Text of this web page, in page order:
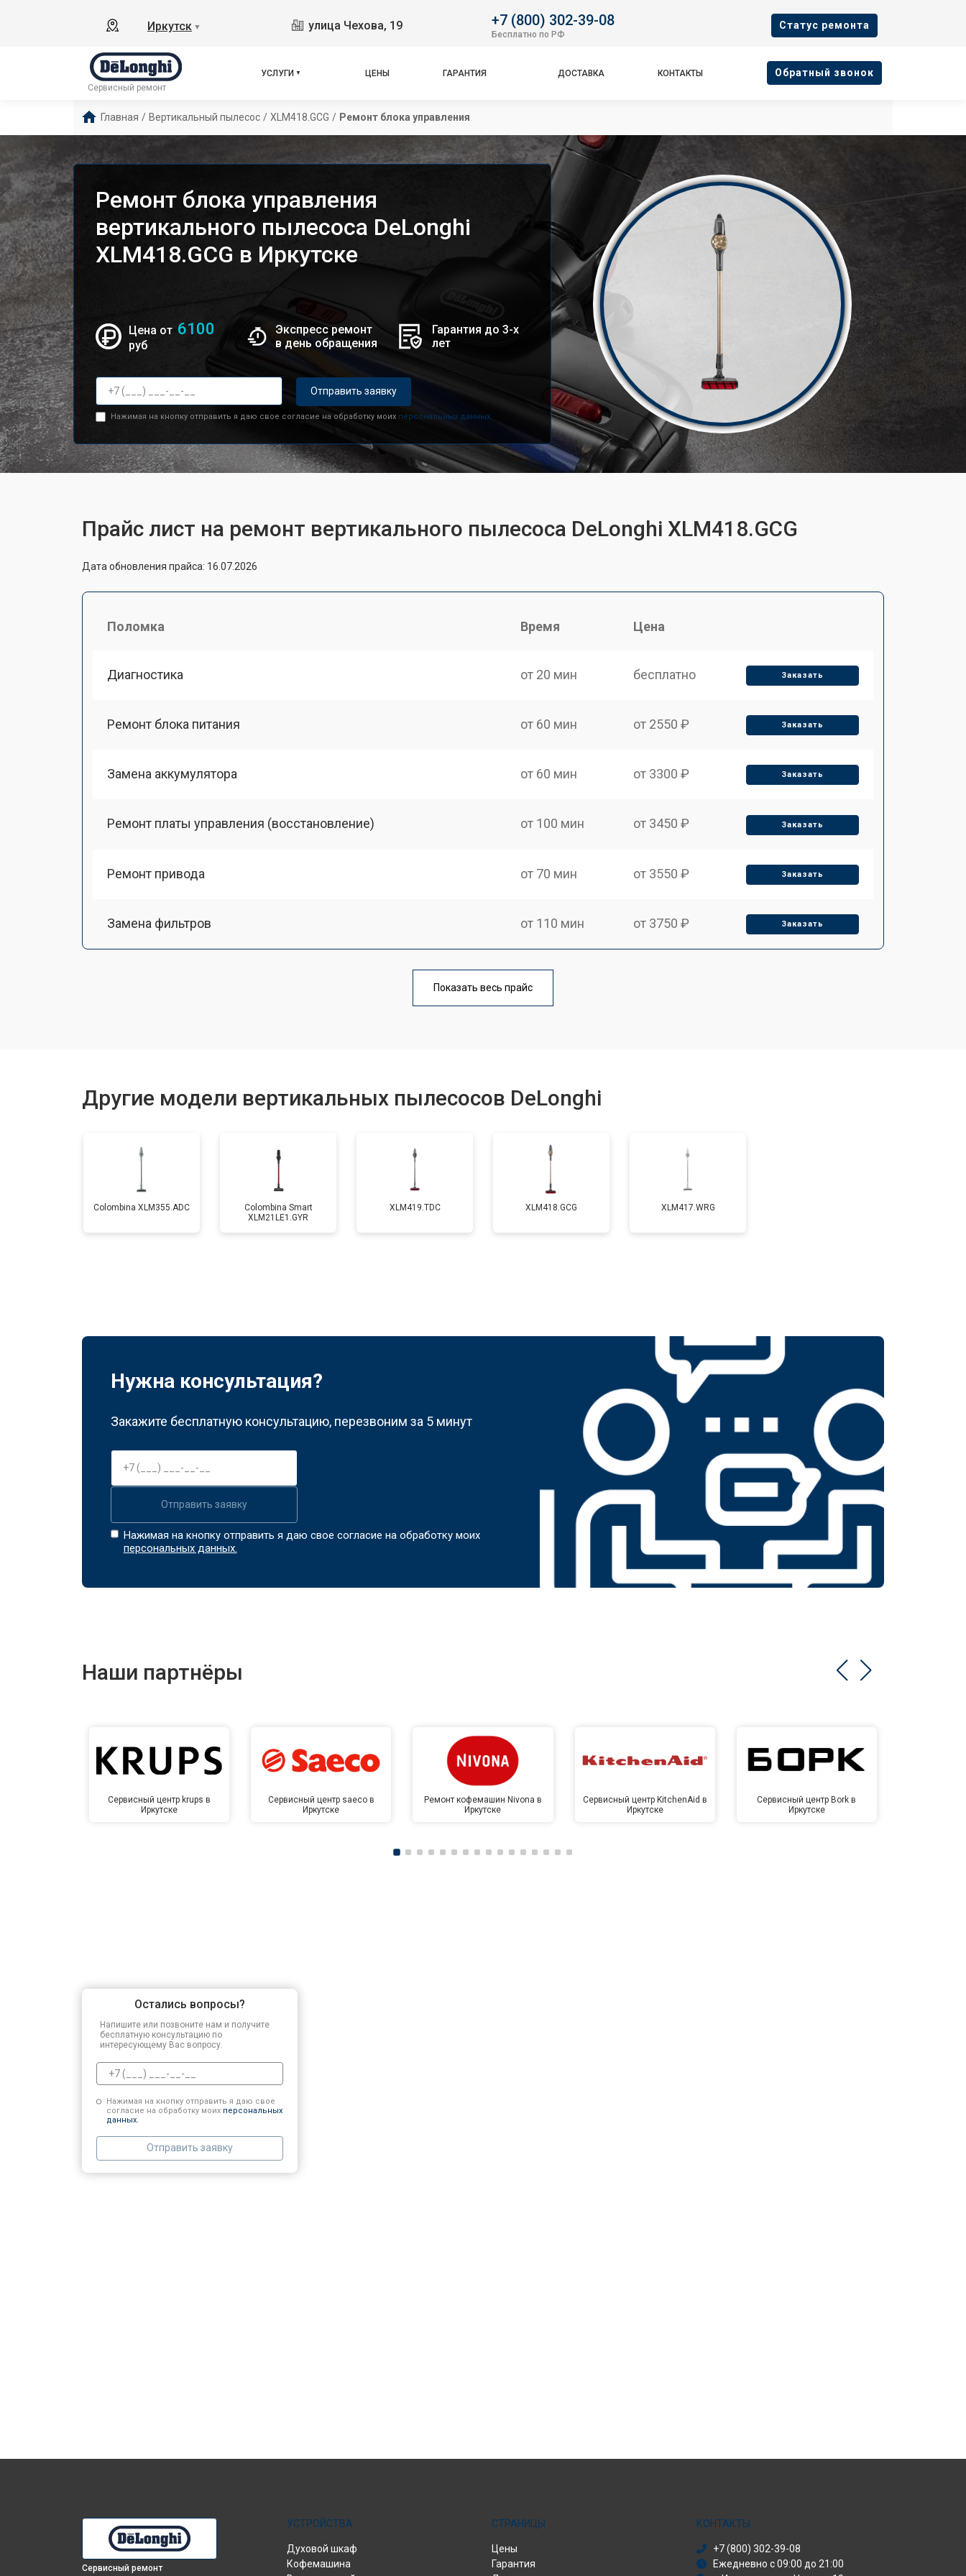
Иркутск ▼ улица Чехова, 19 +7 (800) 302-39-08
Бесплатно по РФ
Cтатус ремонта
Сервисный ремонт
УСЛУГИ ЦЕНЫ ГАРАНТИЯ ДОСТАВКА КОНТАКТЫ Oбратный звонок
Главная / Вертикальный пылесос / XLM418.GCG / Ремонт блока управления
Ремонт блока управления
вертикального пылесоса DeLonghi
XLM418.GCG в Иркутске
Цена от 6100
руб
Экспресс ремонт
в день обращения
Гарантия до 3-х
лет
Отправить заявку
Нажимая на кнопку отправить я даю свое согласие на обработку моих персональных данных.
Прайс лист на ремонт вертикального пылесоса DeLonghi XLM418.GCG
Дата обновления прайса: 16.07.2026
Поломка Время Цена
Диагностика от 20 мин бесплатно Заказать
Ремонт блока питания от 60 мин от 2550 ₽ Заказать
Замена аккумулятора от 60 мин от 3300 ₽ Заказать
Ремонт платы управления (восстановление) от 100 мин от 3450 ₽ Заказать
Ремонт привода от 70 мин от 3550 ₽ Заказать
Замена фильтров от 110 мин от 3750 ₽ Заказать
от 80 мин
Показать весь прайс
Другие модели вертикальных пылесосов DeLonghi
Colombina XLM355.ADC
Colombina Smart
XLM21LE1.GYR
XLM419.TDC XLM418.GCG XLM417.WRG
Нужна консультация?
Закажите бесплатную консультацию, перезвоним за 5 минут
Отправить заявку
Нажимая на кнопку отправить я даю свое согласие на обработку моих
персональных данных.
Наши партнёры
Сервисный центр krups в
Иркутске
Сервисный центр saeco в
Иркутске
Ремонт кофемашин Nivona в
Иркутске
Сервисный центр KitchenAid в
Иркутске
Сервисный центр Bork в
Иркутске
Остались вопросы?
Напишите или позвоните нам и получите
бесплатную консультацию по
интересующему Вас вопросу.
Нажимая на кнопку отправить я даю свое
согласие на обработку моих персональных
данных.
Отправить заявку
Сервисный ремонт
УСТРОЙСТВА
Духовой шкаф
Кофемашина
СТРАНИЦЫ
Цены
Гарантия
КОНТАКТЫ
+7 (800) 302-39-08
Ежедневно с 09:00 до 21:00